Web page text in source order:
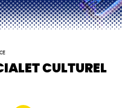
CULTUREL